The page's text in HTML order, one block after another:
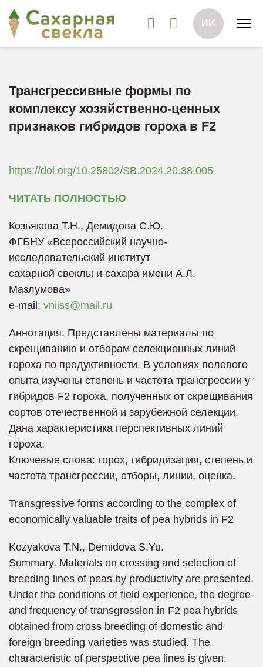
ИИ
Трансгрессивные формы по
комплексу хозяйственно-ценных
признаков гибридов гороха в F2
https://doi.org/10.25802/SB.2024.20.38.005
ЧИТАТЬ ПОЛНОСТЬЮ
Козьякова Т.Н., Демидова С.Ю.
ФГБНУ «Всероссийский научно-
исследовательский институт
сахарной свеклы и сахара имени А.Л.
Мазлумова»
е-mail: vniiss@mail.ru
Аннотация. Представлены материалы по
скрещиванию и отборам селекционных линий
гороха по продуктивности. В условиях полевого
опыта изучены степень и частота трансгрессии у
гибридов F2 гороха, полученных от скрещивания
сортов отечественной и зарубежной селекции.
Дана характеристика перспективных линий
гороха.
Ключевые слова: горох, гибридизация, степень и
частота трансгрессии, отборы, линии, оценка.
Transgressive forms according to the complex of
economically valuable traits of pea hybrids in F2
Kozyakova T.N., Demidova S.Yu.
Summary. Materials on crossing and selection of
breeding lines of peas by productivity are presented.
Under the conditions of field experience, the degree
and frequency of transgression in F2 pea hybrids
obtained from cross breeding of domestic and
foreign breeding varieties was studied. The
characteristic of perspective pea lines is given.